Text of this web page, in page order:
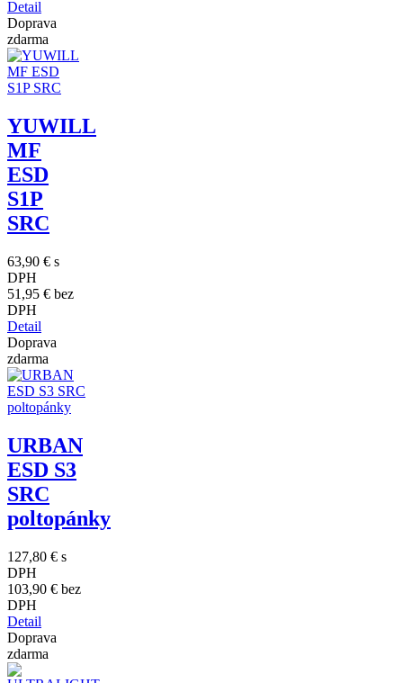
Detail
Doprava
zdarma
YUWILL
MF
ESD
S1P
SRC
63,90 € s
DPH
51,95 € bez
DPH
Detail
Doprava
zdarma
URBAN
ESD S3
SRC
poltopánky
127,80 € s
DPH
103,90 € bez
DPH
Detail
Doprava
zdarma